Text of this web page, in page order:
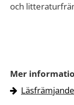
och
Mer
Läsfrämjande